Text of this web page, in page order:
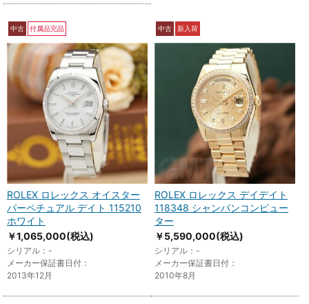
中古 付属品完品
ROLEX ロレックス オイスター
パーペチュアル デイト 115210
ホワイト
￥1,065,000(税込)
シリアル：-
メーカー保証書日付：
2013年12月
中古 新入荷
ROLEX ロレックス デイデイト
118348 シャンパンコンピュー
ター
￥5,590,000(税込)
シリアル：-
メーカー保証書日付：
2010年8月